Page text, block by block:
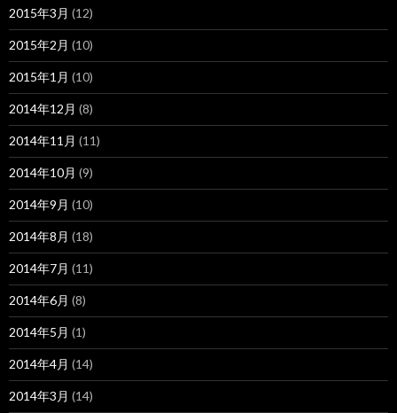
2015年3月 (12)
2015年2月 (10)
2015年1月 (10)
2014年12月 (8)
2014年11月 (11)
2014年10月 (9)
2014年9月 (10)
2014年8月 (18)
2014年7月 (11)
2014年6月 (8)
2014年5月 (1)
2014年4月 (14)
2014年3月 (14)